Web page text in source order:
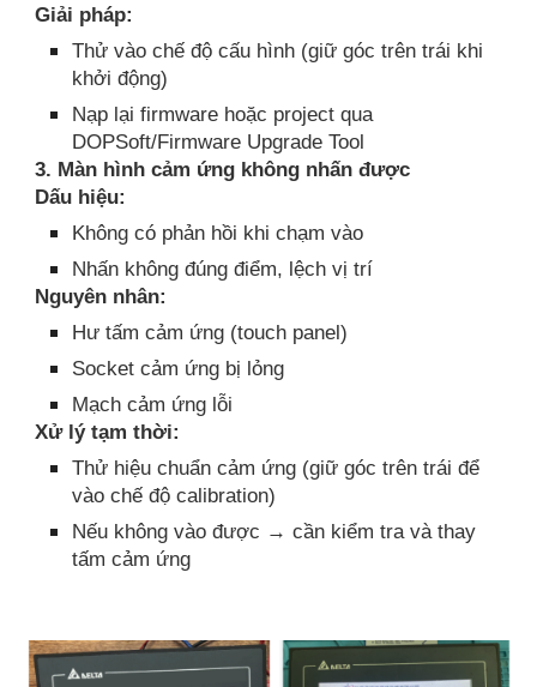
Giải pháp:
Thử vào chế độ cấu hình (giữ góc trên trái khi
khởi động)
Nạp lại firmware hoặc project qua
DOPSoft/Firmware Upgrade Tool
3. Màn hình cảm ứng không nhấn được
Dấu hiệu:
Không có phản hồi khi chạm vào
Nhấn không đúng điểm, lệch vị trí
Nguyên nhân:
Hư tấm cảm ứng (touch panel)
Socket cảm ứng bị lỏng
Mạch cảm ứng lỗi
Xử lý tạm thời:
Thử hiệu chuẩn cảm ứng (giữ góc trên trái để
vào chế độ calibration)
Nếu không vào được → cần kiểm tra và thay
tấm cảm ứng